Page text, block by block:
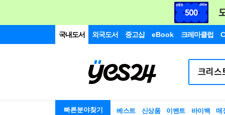
국내도서 외국도서 중고샵 eBook 크레마클럽
빠른분야찾기 베스트 신상품 이벤트 바이백 매